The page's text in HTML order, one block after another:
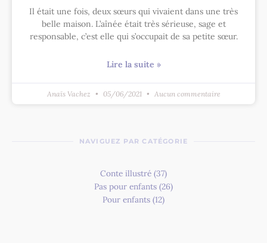
Il était une fois, deux sœurs qui vivaient dans une très
belle maison. L’aînée était très sérieuse, sage et
responsable, c’est elle qui s’occupait de sa petite sœur.
Lire la suite »
Anaïs Vachez 05/06/2021 Aucun commentaire
NAVIGUEZ PAR CATÉGORIE
Conte illustré (37)
Pas pour enfants (26)
Pour enfants (12)